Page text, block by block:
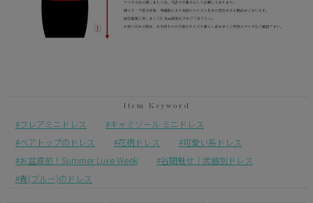
フレアミニドレス
キャミソール ミニドレス
ベアトップのドレス
花柄ドレス
可愛い系ドレス
お盆直前！Summer Luxe Week
谷間魅せ｜武器別ドレス
青(ブルー)のドレス